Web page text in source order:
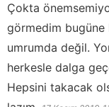
Çokta
görmedim bugüne
umrumda değil.
herkesle dalga
Hepsini takacak